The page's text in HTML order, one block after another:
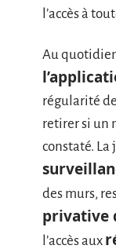
l’accès à
Au
régularité
retirer si un
constaté. La
des murs,
privative
l’accès aux